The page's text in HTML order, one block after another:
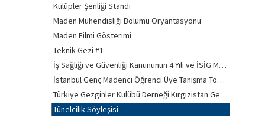
Kulüpler Şenliği Standı
Maden Mühendisliği Bölümü Oryantasyonu
Maden Filmi Gösterimi
Teknik Gezi #1
İş Sağlığı ve Güvenliği Kanununun 4 Yılı ve İSİG Mücadelesi
İstanbul Genç Madenci Öğrenci Üye Tanışma Toplantısı
Türkiye Gezginler Kulübü Derneği Kırgızistan Gecesi
Tünelcilik Söyleşisi